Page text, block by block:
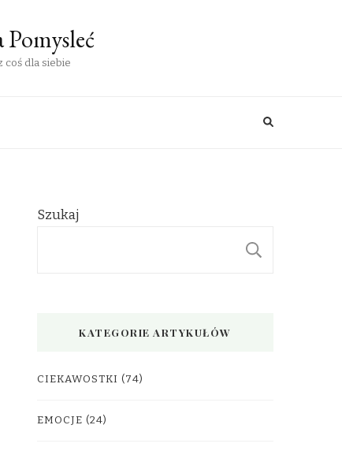
coś dla siebie
Szukaj
KATEGORIE ARTYKUŁÓW
CIEKAWOSTKI (74)
EMOCJE (24)